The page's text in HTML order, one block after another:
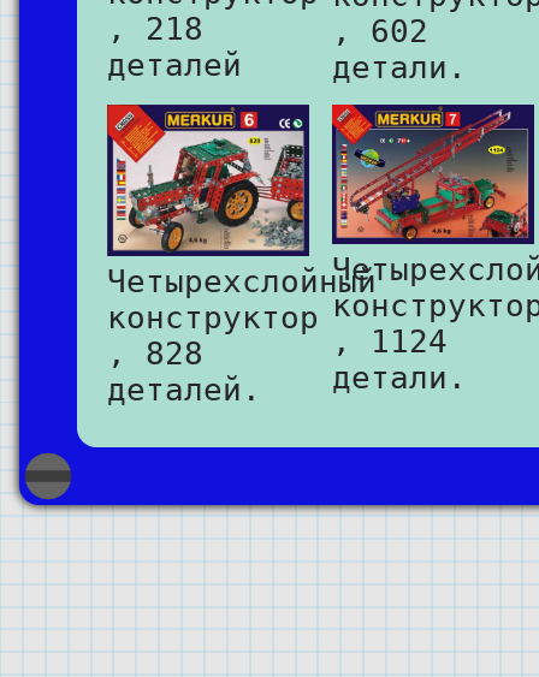
, 218
деталей
, 602
детали.
Четырехслойный
конструктор
, 828
деталей.
, 1124
детали.